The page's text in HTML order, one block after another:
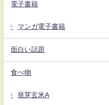
電子書籍
マンガ電子書籍
面白い話題
食べ物
発芽玄米A